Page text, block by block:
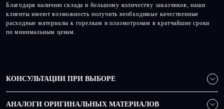
Благодаря наличию склада и большому количеству заказчиков, наши
клиенты имеют возможность получить необходимые качественные
расходные материалы к горелкам и плазмотронам в кратчайшие сроки
по минимальным ценам.
КОНСУЛЬТАЦИИ ПРИ ВЫБОРЕ
АНАЛОГИ ОРИГИНАЛЬНЫХ МАТЕРИАЛОВ